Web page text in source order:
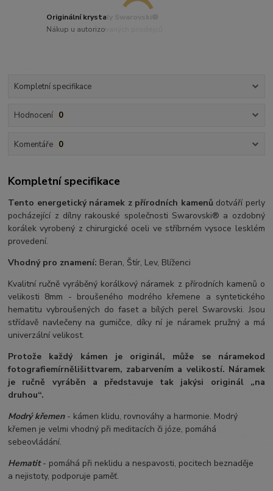
Originální krystaly Swarovski®
Nákup u autorizovaných prodejců
Kompletní specifikace
Hodnocení 0
Komentáře 0
Kompletní specifikace
Tento energetický náramek z přírodních kamenů dotváří perly
pocházející z dílny rakouské společnosti Swarovski® a ozdobný
korálek vyrobený z chirurgické oceli ve stříbrném vysoce lesklém
provedení.
Vhodný pro znamení: Beran, Štír, Lev, Blíženci
Kvalitní ručně vyráběný korálkový náramek z přírodních kamenů o
velikosti 8mm - broušeného modrého křemene a syntetického
hematitu vybroušených do faset a bílých perel Swarovski. Jsou
střídavě navlečeny na gumičce, díky ní je náramek pružný a má
univerzální velikost.
Protože každý kámen je originál, může se náramekod
fotografiemírnělišittvarem, zabarvením a velikostí. Náramek
je ručně vyráběn a představuje tak jakýsi originál „na
druhou“.
Modrý křemen- kámen klidu, rovnováhy a harmonie. Modrý
křemen je velmi vhodný při meditacích či józe, pomáhá
sebeovládání.
Hematit- pomáhá při neklidu a nespavosti, pocitech beznaděje
a nejistoty, podporuje paměť.